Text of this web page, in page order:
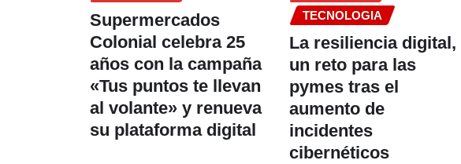
Supermercados
Colonial celebra 25
años con la campaña
«Tus puntos te llevan
al volante» y renueva
su plataforma digital
TECNOLOGIA
La resiliencia digital,
un reto para las
pymes tras el
aumento de
incidentes
cibernéticos